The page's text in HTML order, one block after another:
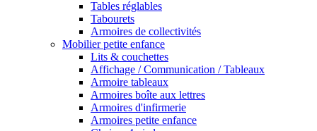
Tables réglables
Tabourets
Armoires de collectivités
Mobilier petite enfance
Lits & couchettes
Affichage / Communication / Tableaux
Armoire tableaux
Armoires boîte aux lettres
Armoires d'infirmerie
Armoires petite enfance